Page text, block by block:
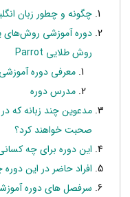
چگونه و چطور زبان
دوره آموزشی روش‌های
روش طلایی Parrot
معرفی دوره آموزشی
مدرس دوره
مدعوین چند زبانه که
صحبت خواهند کرد؟
این دوره برای چه
افراد حاضر در این
سرفصل های دوره